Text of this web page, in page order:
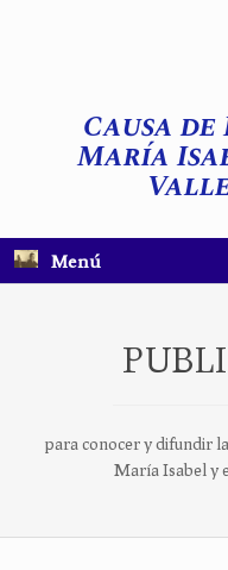
Causa
María
Menú
para conocer y difundir
María Isabel y